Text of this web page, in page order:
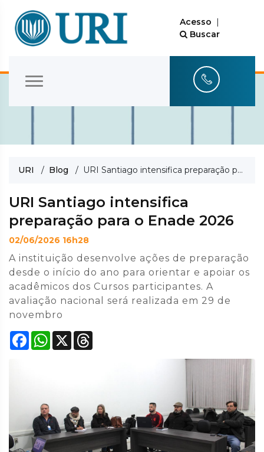
Acesso |
Buscar
URI / Blog / URI Santiago intensifica preparação para o Enade 2026
URI Santiago intensifica
preparação para o Enade 2026
02/06/2026 16h28
A instituição desenvolve ações de preparação
desde o início do ano para orientar e apoiar os
acadêmicos dos Cursos participantes. A
avaliação nacional será realizada em 29 de
novembro
Facebook
WhatsApp
X Threads